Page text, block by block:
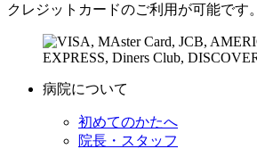
クレジットカードのご利用が可能です。
病院について
初めてのかたへ
院長・スタッフ